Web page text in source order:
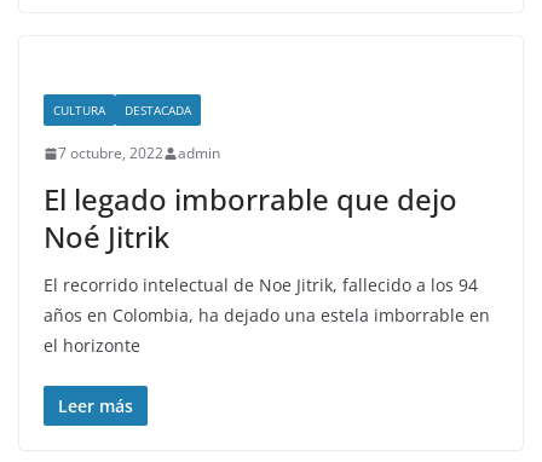
CULTURA DESTACADA
7 octubre, 2022 admin
El legado imborrable que dejo
Noé Jitrik
El recorrido intelectual de Noe Jitrik, fallecido a los 94
años en Colombia, ha dejado una estela imborrable en
el horizonte
Leer más